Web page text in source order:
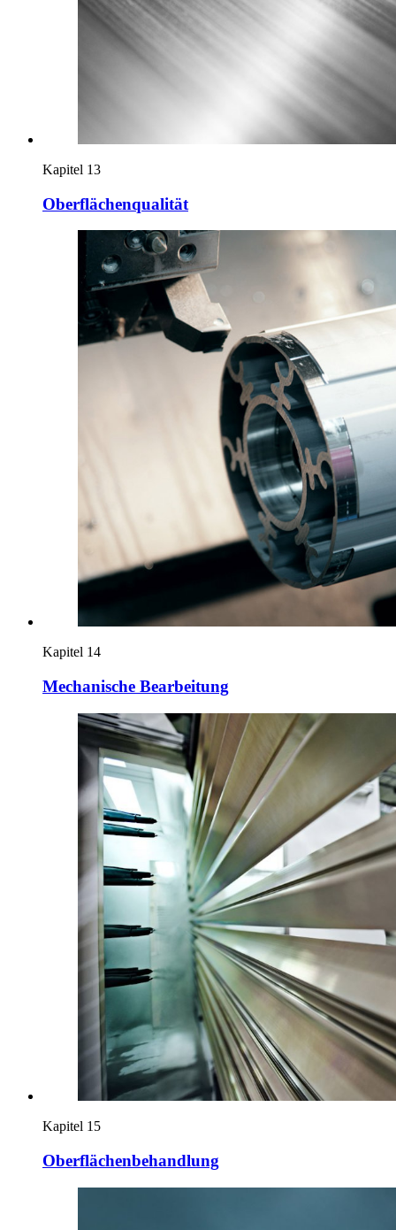
Kapitel 13
Oberflächenqualität
Kapitel 14
Mechanische Bearbeitung
Kapitel 15
Oberflächenbehandlung